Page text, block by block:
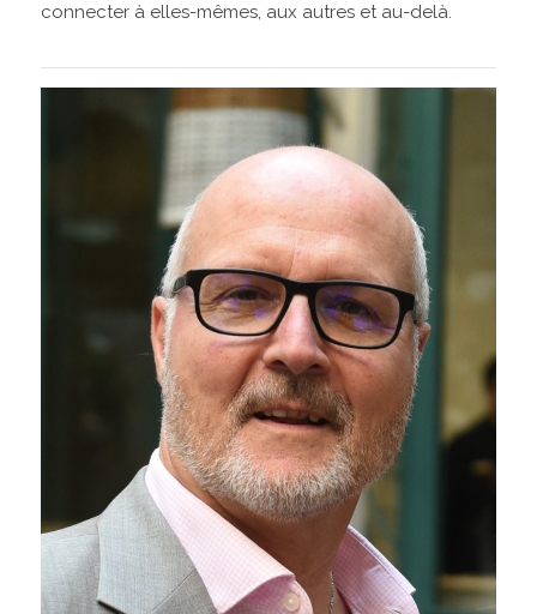
connecter à elles-mêmes, aux autres et au-delà.